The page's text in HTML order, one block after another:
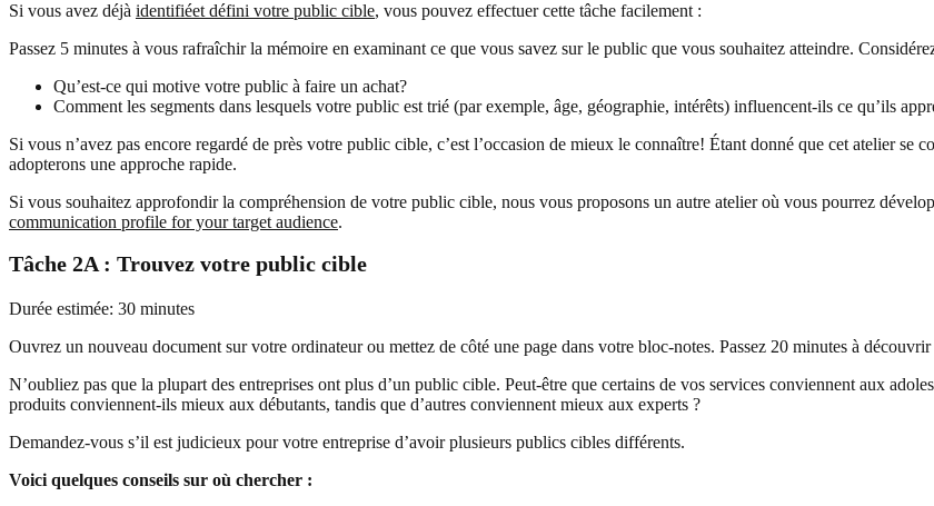
Si vous avez déjà identifiéet défini votre public cible, vous pouvez effectuer cette tâche facilement :
Passez 5 minutes à vous rafraîchir la mémoire en examinant ce que vous savez sur le public que vous souhaitez atteindre.
Qu’est-ce qui motive votre public à faire un achat?
Comment les segments dans lesquels votre public est trié (par exemple, âge, géographie, intérêts) influencent-ils ce qu’ils
Si vous n’avez pas encore regardé de près votre public cible, c’est l’occasion de mieux le connaître! Étant donné que cet atelier
adopterons une approche rapide.
Si vous souhaitez approfondir la compréhension de votre public cible, nous vous proposons un autre atelier où vous pourrez
communication profile for your target audience.
Tâche 2A : Trouvez votre public cible
Durée estimée: 30 minutes
Ouvrez un nouveau document sur votre ordinateur ou mettez de côté une page dans votre bloc-notes. Passez 20 minutes à
N’oubliez pas que la plupart des entreprises ont plus d’un public cible. Peut-être que certains de vos services conviennent aux
produits conviennent-ils mieux aux débutants, tandis que d’autres conviennent mieux aux experts ?
Demandez-vous s’il est judicieux pour votre entreprise d’avoir plusieurs publics cibles différents.
Voici quelques conseils sur où chercher :